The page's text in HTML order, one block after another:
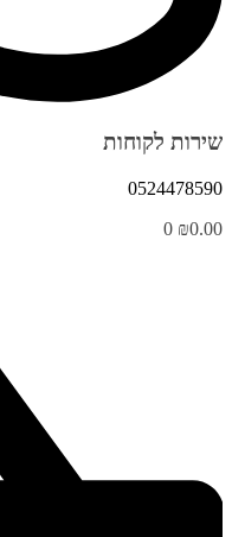
שירות לקוחות
0524478590
₪0.00
0